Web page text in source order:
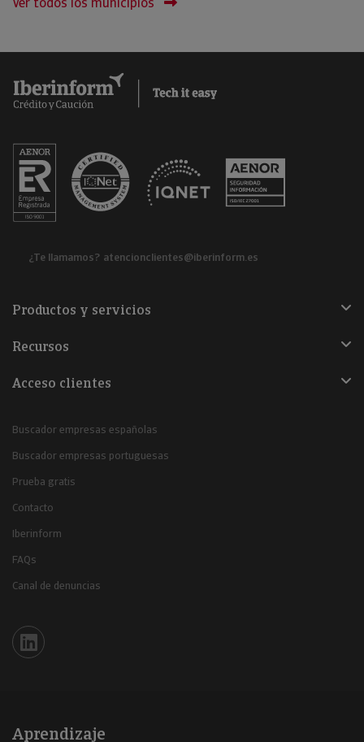
¿Te llamamos? atencionclientes@iberinform.es
Productos y servicios
Recursos
Acceso clientes
Buscador empresas españolas
Buscador empresas portuguesas
Prueba gratis
Contacto
Iberinform
FAQs
Canal de denuncias
Iberinform en Linkedin
Aprendizaje